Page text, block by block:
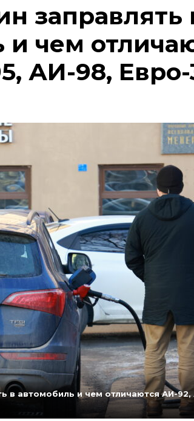
заправлять
и чем
АИ-98, Евро-
в автомобиль и чем отличаются АИ-